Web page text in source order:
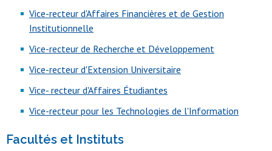
Vice-recteur d'Affaires Financières et de Gestion
Institutionnelle
Vice-recteur de Recherche et Développement
Vice-recteur d'Extension Universitaire
Vice- recteur d'Affaires Étudiantes
Vice-recteur pour les Technologies de l'Information
Facultés et Instituts